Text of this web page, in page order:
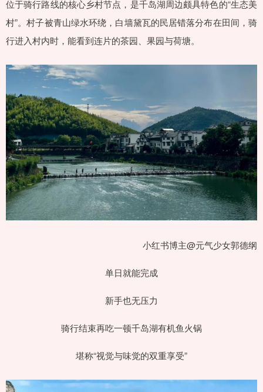
位于骑行路线的核心乡村节点，是千岛湖周边颇具特色的“生态美
村”。村子被青山绿水环绕，白墙黛瓦的民居错落分布在田间，骑
行进入村内时，能看到连片的茶园、果园与荷塘。
小红书博主@元气少女郭德纲
单日就能完成
新手也无压力
骑行结束再吃一顿千岛湖有机鱼火锅
堪称“视觉与味觉的双重享受”